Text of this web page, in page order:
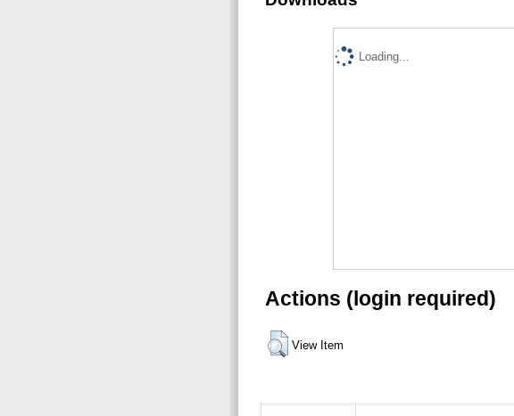
Loading...
Actions (login required)
View Item